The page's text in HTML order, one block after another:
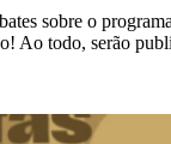
sobre o
Ao todo, serão